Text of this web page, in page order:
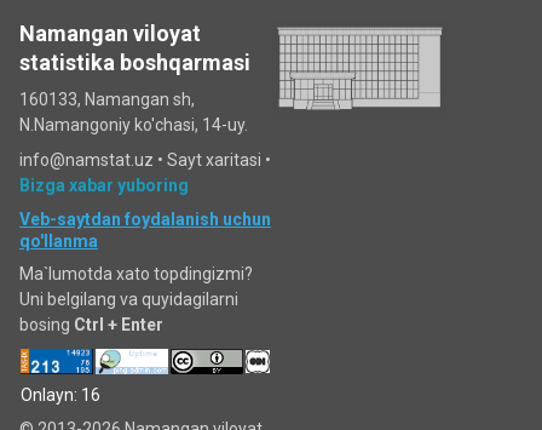
Namangan viloyat
statistika boshqarmasi
160133, Namangan sh,
N.Namangoniy ko'chasi, 14-uy.
info@namstat.uz • Sayt xaritasi •
Bizga xabar yuboring
Veb-saytdan foydalanish uchun
qo'llanma
Ma`lumotda xato topdingizmi?
Uni belgilang va quyidagilarni
bosing Ctrl + Enter
Onlayn: 16